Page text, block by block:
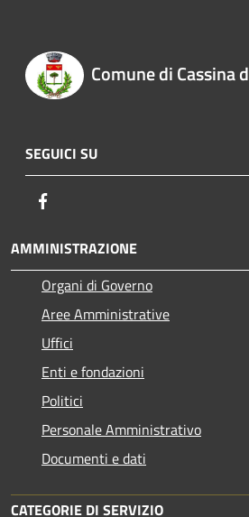
Comune di Cassina
SEGUICI SU
AMMINISTRAZIONE
Organi di Governo
Aree Amministrative
Uffici
Enti e fondazioni
Politici
Personale Amministrativo
Documenti e dati
CATEGORIE DI SERVIZIO